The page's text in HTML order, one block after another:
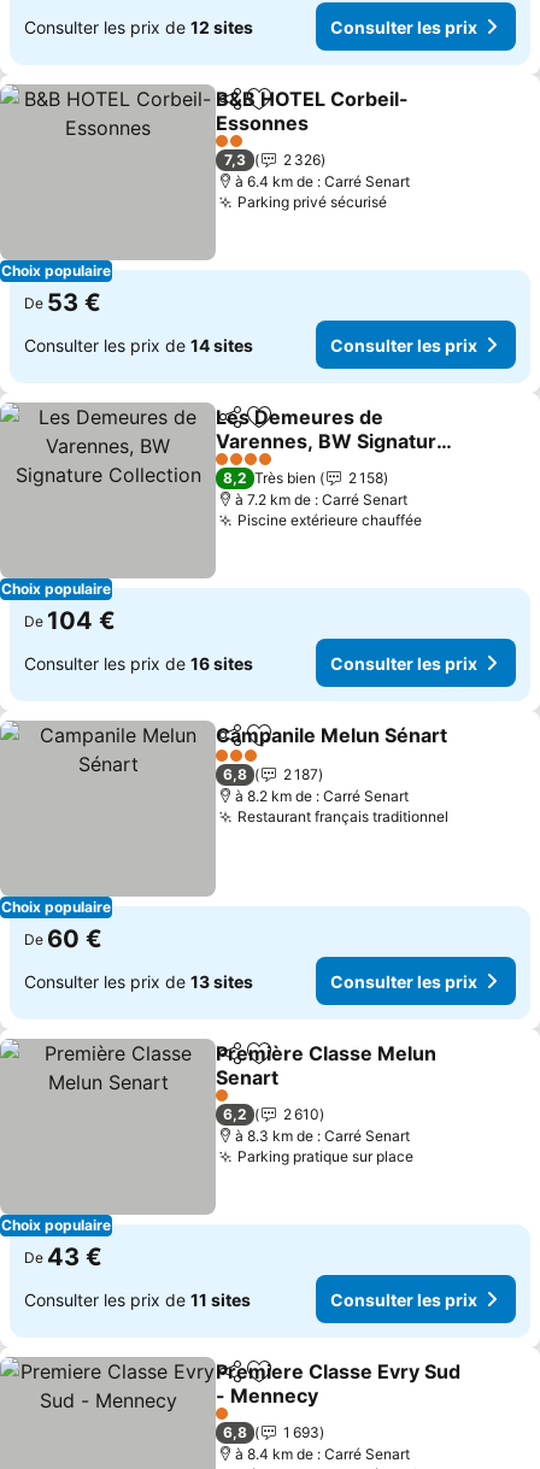
Consulter les prix de 12 sites Consulter les prix
Choix populaire
PartagerAjouter à mes favoris
B&B HOTEL Corbeil-
Essonnes
Consulter les prix
2 Étoiles
7,3
2 326
à 6.4 km de : Carré Senart
Parking privé sécuriséConsulter les
De 53 €
Consulter les prix de 14 sites Consulter les prix
Choix populaire
PartagerAjouter à mes favoris
Les Demeures de
Varennes, BW Signature
Collection
Consulter les prix
4 Étoiles
8,2 Très bien
2 158
à 7.2 km de : Carré Senart
Piscine extérieure chaufféeConsulter
De 104 €
Consulter les prix de 16 sites Consulter les prix
Choix populaire
PartagerAjouter à mes favoris
Campanile Melun Sénart
3 Étoiles
6,8
2 187
à 8.2 km de : Carré Senart
Restaurant français traditionnel
De 60 €
Consulter les prix de 13 sites Consulter les prix
Choix populaire
PartagerAjouter à mes favoris
Première Classe Melun
Senart
Consulter les prix
1 Étoiles
6,2
2 610
à 8.3 km de : Carré Senart
Parking pratique sur placeConsulter les
De 43 €
Consulter les prix de 11 sites Consulter les prix
PartagerAjouter à mes favoris
Premiere Classe Evry Sud
- Mennecy
Consulter les prix
1 Étoiles
6,8
1 693
à 8.4 km de : Carré Senart